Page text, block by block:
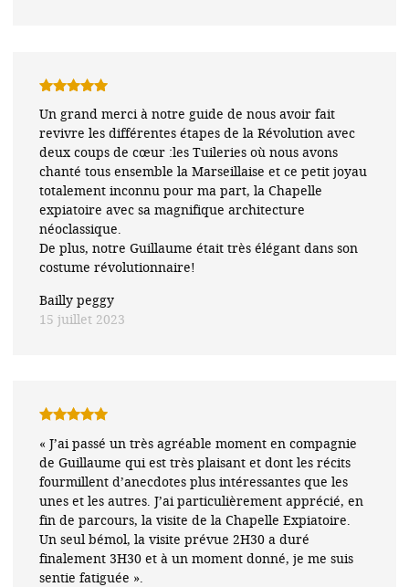
5
Bailly peggy
15 juillet 2023
Un grand merci à notre guide de nous avoir fait
revivre les différentes étapes de la Révolution avec
deux coups de cœur :les Tuileries où nous avons
chanté tous ensemble la Marseillaise et ce petit joyau
totalement inconnu pour ma part, la Chapelle
expiatoire avec sa magnifique architecture
néoclassique.
De plus, notre Guillaume était très élégant dans son
costume révolutionnaire!
5
« J’ai passé un très agréable moment en compagnie
de Guillaume qui est très plaisant et dont les récits
fourmillent d’anecdotes plus intéressantes que les
unes et les autres. J’ai particulièrement apprécié, en
fin de parcours, la visite de la Chapelle Expiatoire.
Un seul bémol, la visite prévue 2H30 a duré
finalement 3H30 et à un moment donné, je me suis
sentie fatiguée ».